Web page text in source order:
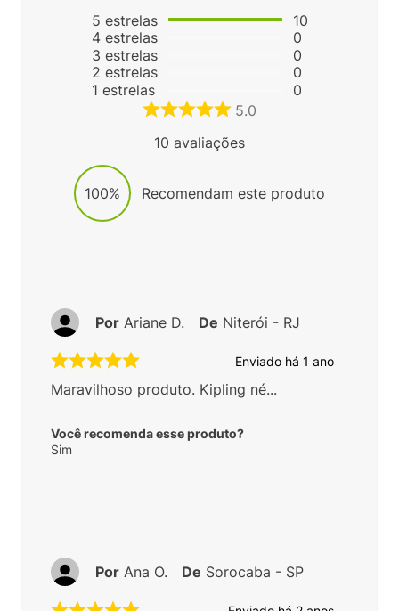
5 estrelas
4estrelas
3 estrelas
2 estrelas
1 estrelas
10
0
0
0
0
5.0
10 avaliações
100% Recomendam este produto
Enviado há 1 ano
Maravilhoso produto. Kipling né...
Você recomenda esse produto?
Sim
Por Ariane D. De Niterói - RJ
Por Ana O. De Sorocaba - SP